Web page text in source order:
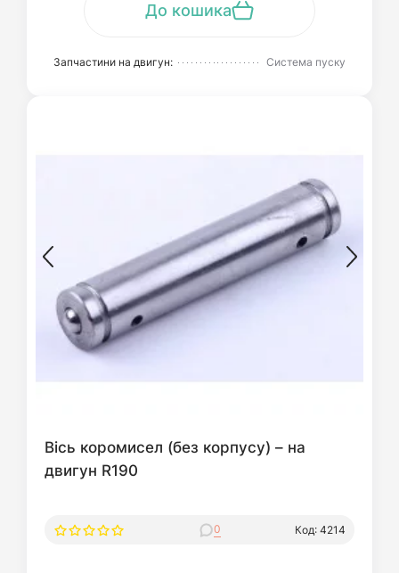
До кошика
Запчастини на двигун: Система пуску
Вісь коромисел (без корпусу) – на
двигун R190
0 Код: 4214